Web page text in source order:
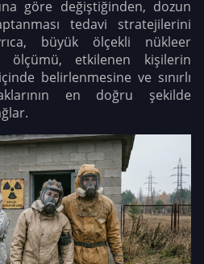
göre değiştiğinden, dozun
tedavi stratejilerini
büyük ölçekli nükleer
ölçümü, etkilenen kişilerin
belirlenmesine ve sınırlı
en doğru şekilde